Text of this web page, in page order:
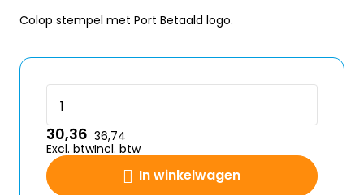
Colop stempel met Port Betaald logo.
In winkelwagen
30,36
Excl. btw
36,74
Incl. btw